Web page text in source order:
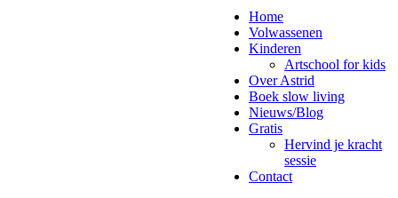
Home
Volwassenen
Kinderen
Artschool for kids
Over Astrid
Boek slow living
Nieuws/Blog
Gratis
Hervind je kracht
sessie
Contact